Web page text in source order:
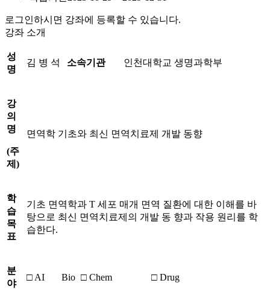
로그인하시면 강좌에 등록할 수 있습니다.
강좌 소개
성
명
김 병 석 소속기관 인천대학교 생명과학부
강
의
명
(주
제 )
면역학 기초와 최신 면역치료제 개발 동향
학
습
목
표
기초 면역학과 T 세포 매개 면역 질환에 대한 이해를 바
탕으로 최신 면역치료제의 개발 동 향과 작용 원리를 학
습한다.
분
야
□ AI Bio □ Chem □ Drug